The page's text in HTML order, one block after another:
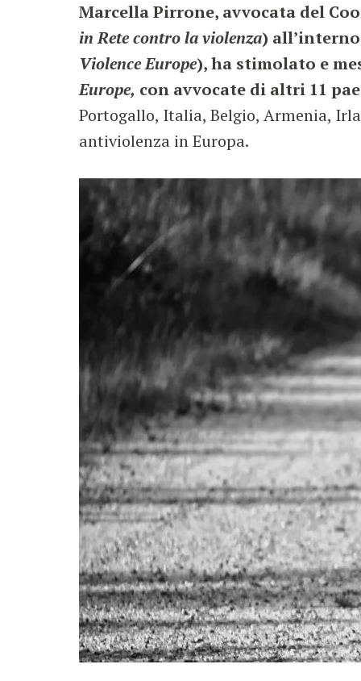
Marcella Pirrone, avvocata del
in Rete contro la violenza)
Violence Europe), ha stimolato e
Europe, con avvocate di altri 11
Portogallo, Italia, Belgio, Armenia,
antiviolenza in Europa.